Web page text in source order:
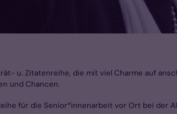
u. Zitatenreihe, die mit viel Charme auf
und Chancen.
für die Senior*innenarbeit vor Ort bei der